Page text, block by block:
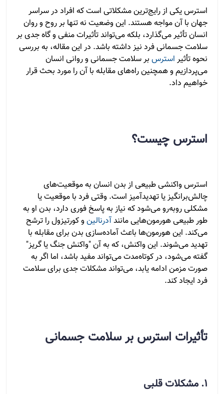
استرس یکی از رایج‌ترین مشکلاتی است که افراد در سراسر
جهان با آن مواجه هستند. این وضعیت نه تنها بر روح و روان
انسان تأثیر می‌گذارد، بلکه می‌تواند تأثیرات منفی و گاه جدی بر
سلامت جسمانی فرد نیز داشته باشد. در این مقاله، به بررسی
نحوه تأثیر استرس بر سلامت جسمانی و روانی انسان
می‌پردازیم و همچنین راه‌های مقابله با آن را مورد بحث قرار
خواهیم داد.
استرس چیست؟
استرس واکنشی طبیعی از بدن انسان به موقعیت‌های
چالش‌برانگیز یا تهدیدآمیز است. وقتی فرد با موقعیت یا
مشکلی روبه‌رو می‌شود که نیاز به پاسخ فوری دارد، بدن او به
طور طبیعی هورمون‌هایی مانندآدرنالین و کورتیزول را ترشح
می‌کند. این هورمون‌ها باعث آماده‌سازی بدن برای مقابله با
تهدید می‌شوند. این واکنش، که به آن "واکنش جنگ یا گریز"
گفته می‌شود، در کوتاه‌مدت می‌تواند مفید باشد، اما اگر به
صورت مزمن ادامه یابد، می‌تواند مشکلات جدی برای سلامت
فرد ایجاد کند.
تأثیرات استرس بر سلامت جسمانی
1. مشکلات قلبی